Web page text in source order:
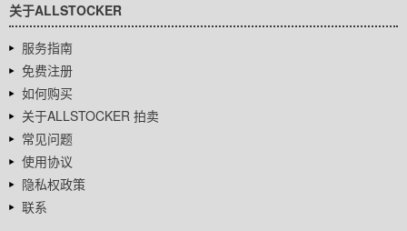
关于ALLSTOCKER
服务指南
免费注册
如何购买
关于ALLSTOCKER 拍卖
常见问题
使用协议
隐私权政策
联系